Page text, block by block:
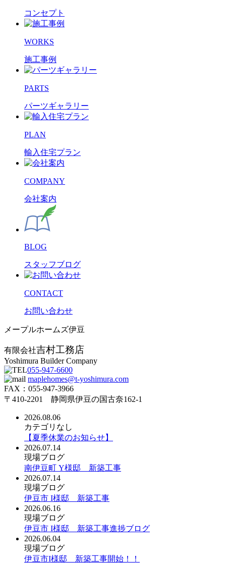
コンセプト
WORKS
施工事例
PARTS
パーツギャラリー
PLAN
輸入住宅プラン
COMPANY
会社案内
BLOG
スタッフブログ
CONTACT
お問い合わせ
メープルホームズ伊豆
有限会社吉村工務店
Yoshimura Builder Company
055-947-6600
maplehomes@t-yoshimura.com
FAX：055-947-3966
〒410-2201 静岡県伊豆の国古奈162-1
2026.08.06
カテゴリなし
【夏季休業のお知らせ】
2026.07.14
現場ブログ
南伊豆町 Y様邸 新築工事
2026.07.14
現場ブログ
伊豆市 I様邸 新築工事
2026.06.16
現場ブログ
伊豆市 I様邸 新築工事進捗ブログ
2026.06.04
現場ブログ
伊豆市I様邸 新築工事開始！！